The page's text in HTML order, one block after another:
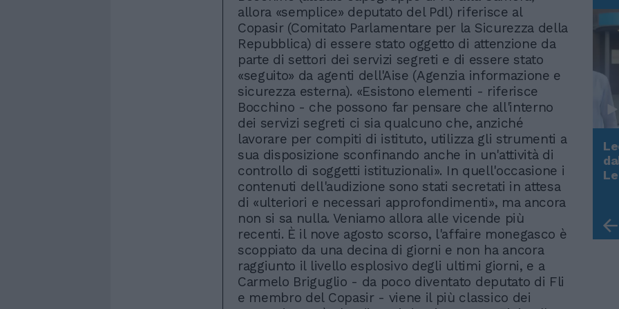
allora «semplice» deputato del Pdl) riferisce al
Copasir (Comitato Parlamentare per la Sicurezza della
Repubblica) di essere stato oggetto di attenzione da
parte di settori dei servizi segreti e di essere stato
«seguito» da agenti dell'Aise (Agenzia informazione e
sicurezza esterna). «Esistono elementi - riferisce
Bocchino - che possono far pensare che all'interno
dei servizi segreti ci sia qualcuno che, anziché
lavorare per compiti di istituto, utilizza gli strumenti a
sua disposizione sconfinando anche in un'attività di
controllo di soggetti istituzionali». In quell'occasione i
contenuti dell'audizione sono stati secretati in attesa
di «ulteriori e necessari approfondimenti», ma ancora
non si sa nulla. Veniamo allora alle vicende più
recenti. È il nove agosto scorso, l'affaire monegasco è
scoppiato da una decina di giorni e non ha ancora
raggiunto il livello esplosivo degli ultimi giorni, e a
Carmelo Briguglio - da poco diventato deputato di Fli
e membro del Copasir - viene il più classico dei
Rudy Giuliani a Come States?
Trump, Meloni e la strategia
americana